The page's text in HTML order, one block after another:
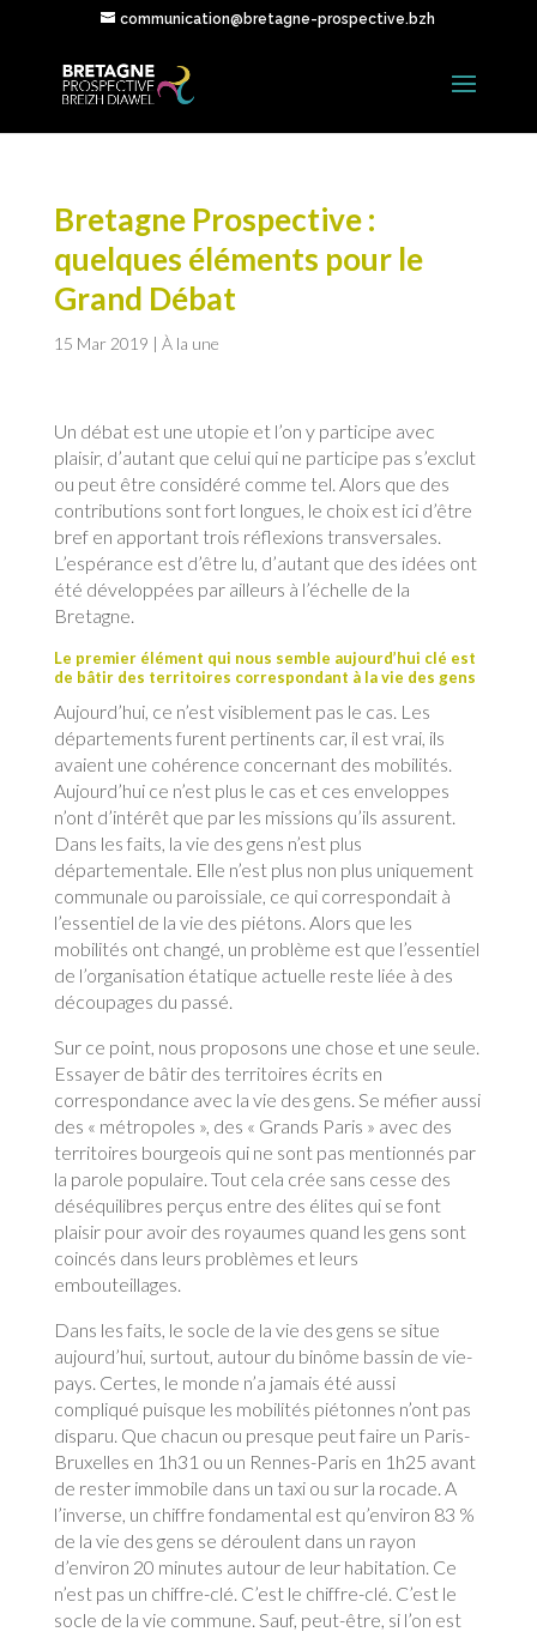
communication@bretagne-prospective.bzh
Bretagne Prospective :
quelques éléments pour le
Grand Débat
15 Mar 2019 | À la une
Un débat est une utopie et l’on y participe avec
plaisir, d’autant que celui qui ne participe pas s’exclut
ou peut être considéré comme tel. Alors que des
contributions sont fort longues, le choix est ici d’être
bref en apportant trois réflexions transversales.
L’espérance est d’être lu, d’autant que des idées ont
été développées par ailleurs à l’échelle de la
Bretagne.
Le premier élément qui nous semble aujourd’hui clé est
de bâtir des territoires correspondant à la vie des gens
Aujourd’hui, ce n’est visiblement pas le cas. Les
départements furent pertinents car, il est vrai, ils
avaient une cohérence concernant des mobilités.
Aujourd’hui ce n’est plus le cas et ces enveloppes
n’ont d’intérêt que par les missions qu’ils assurent.
Dans les faits, la vie des gens n’est plus
départementale. Elle n’est plus non plus uniquement
communale ou paroissiale, ce qui correspondait à
l’essentiel de la vie des piétons. Alors que les
mobilités ont changé, un problème est que l’essentiel
de l’organisation étatique actuelle reste liée à des
découpages du passé.
Sur ce point, nous proposons une chose et une seule.
Essayer de bâtir des territoires écrits en
correspondance avec la vie des gens. Se méfier aussi
des « métropoles », des « Grands Paris » avec des
territoires bourgeois qui ne sont pas mentionnés par
la parole populaire. Tout cela crée sans cesse des
déséquilibres perçus entre des élites qui se font
plaisir pour avoir des royaumes quand les gens sont
coincés dans leurs problèmes et leurs
embouteillages.
Dans les faits, le socle de la vie des gens se situe
aujourd’hui, surtout, autour du binôme bassin de vie-
pays. Certes, le monde n’a jamais été aussi
compliqué puisque les mobilités piétonnes n’ont pas
disparu. Que chacun ou presque peut faire un Paris-
Bruxelles en 1h31 ou un Rennes-Paris en 1h25 avant
de rester immobile dans un taxi ou sur la rocade. A
l’inverse, un chiffre fondamental est qu’environ 83 %
de la vie des gens se déroulent dans un rayon
d’environ 20 minutes autour de leur habitation. Ce
n’est pas un chiffre-clé. C’est le chiffre-clé. C’est le
socle de la vie commune. Sauf, peut-être, si l’on est